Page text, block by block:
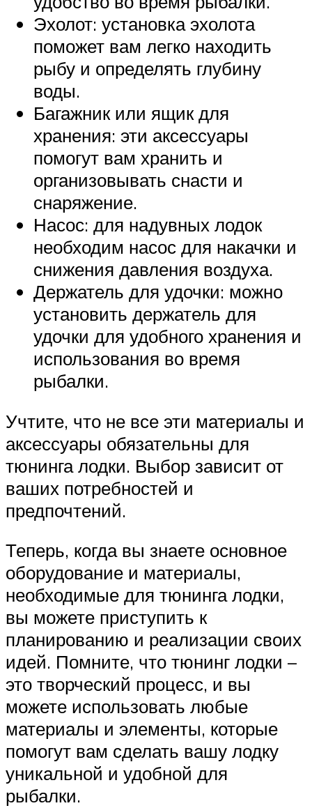
Эхолот: установка эхолота
поможет вам легко находить
рыбу и определять глубину
воды.
Багажник или ящик для
хранения: эти аксессуары
помогут вам хранить и
организовывать снасти и
снаряжение.
Насос: для надувных лодок
необходим насос для накачки и
снижения давления воздуха.
Держатель для удочки: можно
установить держатель для
удочки для удобного хранения и
использования во время
рыбалки.
Учтите, что не все эти материалы и
аксессуары обязательны для
тюнинга лодки. Выбор зависит от
ваших потребностей и
предпочтений.
Теперь, когда вы знаете основное
оборудование и материалы,
необходимые для тюнинга лодки,
вы можете приступить к
планированию и реализации своих
идей. Помните, что тюнинг лодки –
это творческий процесс, и вы
можете использовать любые
материалы и элементы, которые
помогут вам сделать вашу лодку
уникальной и удобной для
рыбалки.